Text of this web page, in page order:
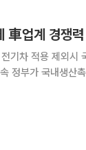
車업계 경쟁력
기차 적용 제외시
차
유인할 세제 지원마